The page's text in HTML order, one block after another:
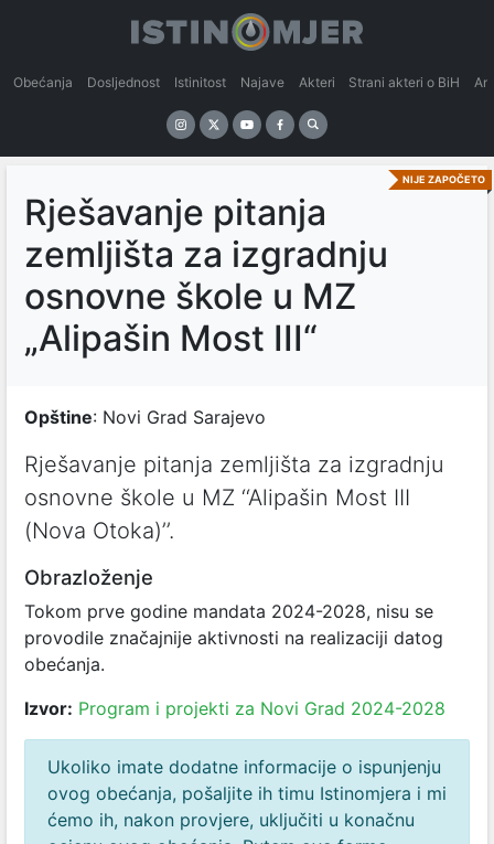
Obećanja Dosljednost Istinitost Najave Akteri Strani akteri o BiH
NIJE ZAPOČETO
Rješavanje pitanja
zemljišta za izgradnju
osnovne škole u MZ
„Alipašin Most III“
Opštine: Novi Grad Sarajevo
Rješavanje pitanja zemljišta za izgradnju
osnovne škole u MZ ‘‘Alipašin Most III
(Nova Otoka)’’.
Obrazloženje
Tokom prve godine mandata 2024-2028, nisu se
provodile značajnije aktivnosti na realizaciji datog
obećanja.
Izvor: Program i projekti za Novi Grad 2024-2028
Ukoliko imate dodatne informacije o ispunjenju
ovog obećanja, pošaljite ih timu Istinomjera i mi
ćemo ih, nakon provjere, uključiti u konačnu